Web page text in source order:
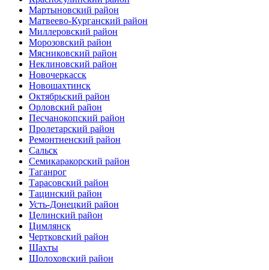
Мартыновский район
Матвеево-Курганский район
Миллеровский район
Морозовский район
Мясниковский район
Неклиновский район
Новочеркасск
Новошахтинск
Октябрьский район
Орловский район
Песчанокопский район
Пролетарский район
Ремонтненский район
Сальск
Семикаракорский район
Таганрог
Тарасовский район
Тацинский район
Усть-Донецкий район
Целинский район
Цимлянск
Чертковский район
Шахты
Шолоховский район